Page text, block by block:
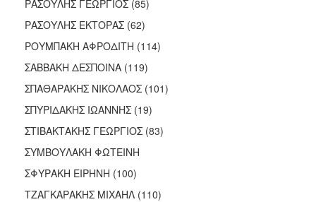
ΡΑΣΟΥΛΗΣ ΓΕΩΡΓΙΟΣ (85)
ΡΑΣΟΥΛΗΣ ΕΚΤΟΡΑΣ (62)
ΡΟΥΜΠΑΚΗ ΑΦΡΟΔΙΤΗ (114)
ΣΑΒΒΑΚΗ ΔΕΣΠΟΙΝΑ (119)
ΣΠΑΘΑΡΑΚΗΣ ΝΙΚΟΛΑΟΣ (101)
ΣΠΥΡΙΔΑΚΗΣ ΙΩΑΝΝΗΣ (19)
ΣΤΙΒΑΚΤΑΚΗΣ ΓΕΩΡΓΙΟΣ (83)
ΣΥΜΒΟΥΛΑΚΗ ΦΩΤΕΙΝΗ
ΣΦΥΡΑΚΗ ΕΙΡΗΝΗ (100)
ΤΖΑΓΚΑΡΑΚΗΣ ΜΙΧΑΗΛ (110)